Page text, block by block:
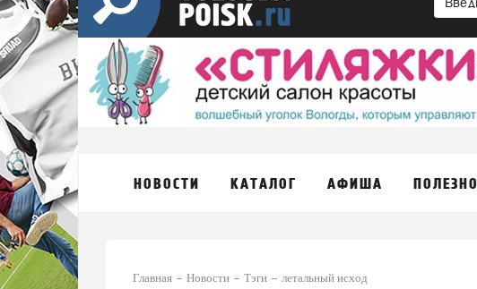
НОВОСТИ КАТАЛОГ АФИША ПОЛЕЗНО
Главная Новости Тэги летальный исход